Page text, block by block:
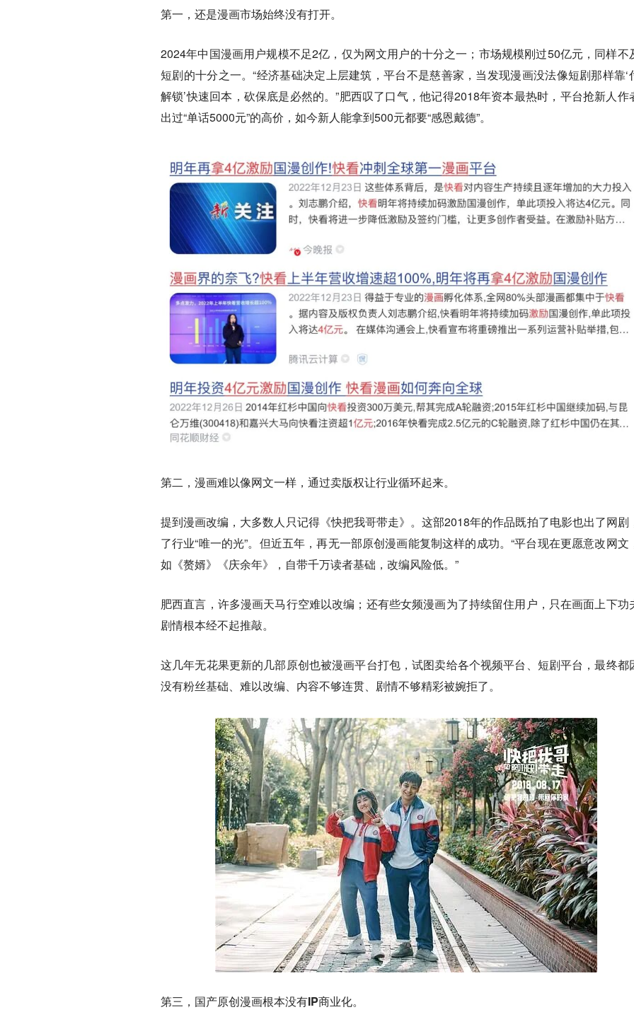
第一，还是漫画市场始终没有打开。
2024年中国漫画用户规模不足2亿，仅为网文用户的十分之一；市场规模刚过50亿元，同样不
短剧的十分之一。“经济基础决定上层建筑，平台不是慈善家，当发现漫画没法像短剧那样靠‘
解锁’快速回本，砍保底是必然的。”肥西叹了口气，他记得2018年资本最热时，平台抢新人作
出过“单话5000元”的高价，如今新人能拿到500元都要“感恩戴德”。
第二，漫画难以像网文一样，通过卖版权让行业循环起来。
提到漫画改编，大多数人只记得《快把我哥带走》。这部2018年的作品既拍了电影也出了网剧
了行业“唯一的光”。但近五年，再无一部原创漫画能复制这样的成功。“平台现在更愿意改网文
如《赘婿》《庆余年》，自带千万读者基础，改编风险低。”
肥西直言，许多漫画天马行空难以改编；还有些女频漫画为了持续留住用户，只在画面上下功
剧情根本经不起推敲。
这几年无花果更新的几部原创也被漫画平台打包，试图卖给各个视频平台、短剧平台，最终都
没有粉丝基础、难以改编、内容不够连贯、剧情不够精彩被婉拒了。
第三，国产原创漫画根本没有IP商业化。